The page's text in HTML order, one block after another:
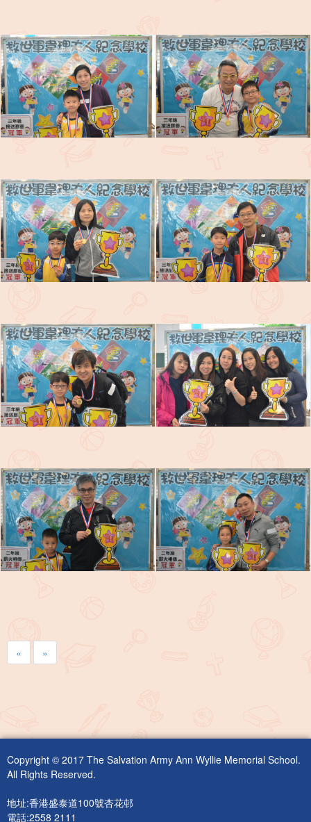
« »
Copyright © 2017 The Salvation Army Ann Wyllie Memorial School.
All Rights Reserved.
地址:香港盛泰道100號杏花邨
電話:2558 2111